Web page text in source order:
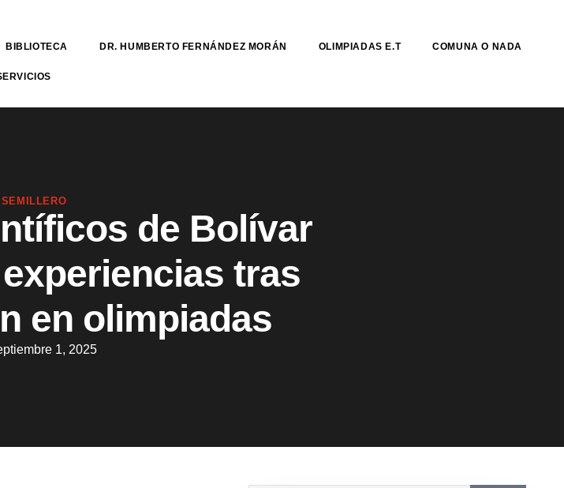
BIBLIOTECA DR. HUMBERTO FERNÁNDEZ MORÁN OLIMPIADAS E.T COMUNA O NADA
SEMILLERO
de Bolívar
tras
en olimpiadas
1, 2025